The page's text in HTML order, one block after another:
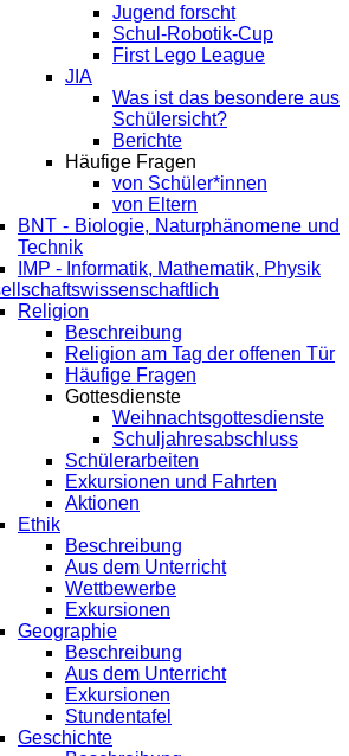
Jugend forscht
Schul-Robotik-Cup
First Lego League
JIA
Was ist das besondere aus
Schülersicht?
Berichte
Häufige Fragen
von Schüler*innen
von Eltern
BNT - Biologie, Naturphänomene und
Technik
IMP - Informatik, Mathematik, Physik
Religion
Beschreibung
Religion am Tag der offenen Tür
Häufige Fragen
Gottesdienste
Weihnachtsgottesdienste
Schuljahresabschluss
Schülerarbeiten
Exkursionen und Fahrten
Aktionen
Ethik
Beschreibung
Aus dem Unterricht
Wettbewerbe
Exkursionen
Geographie
Beschreibung
Aus dem Unterricht
Exkursionen
Stundentafel
Geschichte